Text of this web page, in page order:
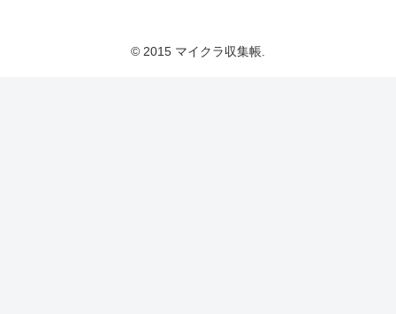
© 2015 マイクラ収集帳.